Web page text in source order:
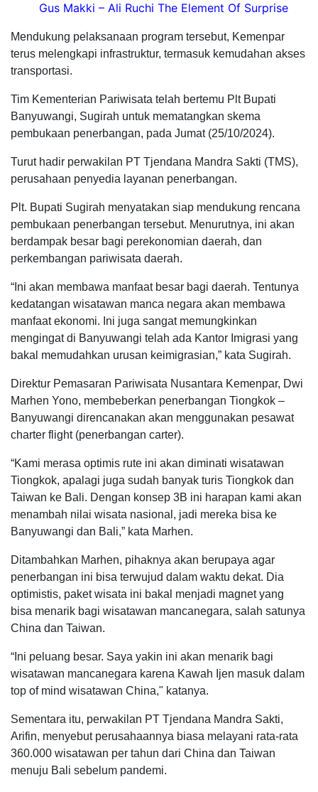
Gus Makki – Ali Ruchi The Element Of Surprise
Mendukung pelaksanaan program tersebut, Kemenpar
terus melengkapi infrastruktur, termasuk kemudahan akses
transportasi.
Tim Kementerian Pariwisata telah bertemu Plt Bupati
Banyuwangi, Sugirah untuk mematangkan skema
pembukaan penerbangan, pada Jumat (25/10/2024).
Turut hadir perwakilan PT Tjendana Mandra Sakti (TMS),
perusahaan penyedia layanan penerbangan.
Plt. Bupati Sugirah menyatakan siap mendukung rencana
pembukaan penerbangan tersebut. Menurutnya, ini akan
berdampak besar bagi perekonomian daerah, dan
perkembangan pariwisata daerah.
“Ini akan membawa manfaat besar bagi daerah. Tentunya
kedatangan wisatawan manca negara akan membawa
manfaat ekonomi. Ini juga sangat memungkinkan
mengingat di Banyuwangi telah ada Kantor Imigrasi yang
bakal memudahkan urusan keimigrasian,” kata Sugirah.
Direktur Pemasaran Pariwisata Nusantara Kemenpar, Dwi
Marhen Yono, membeberkan penerbangan Tiongkok –
Banyuwangi direncanakan akan menggunakan pesawat
charter flight (penerbangan carter).
“Kami merasa optimis rute ini akan diminati wisatawan
Tiongkok, apalagi juga sudah banyak turis Tiongkok dan
Taiwan ke Bali. Dengan konsep 3B ini harapan kami akan
menambah nilai wisata nasional, jadi mereka bisa ke
Banyuwangi dan Bali,” kata Marhen.
Ditambahkan Marhen, pihaknya akan berupaya agar
penerbangan ini bisa terwujud dalam waktu dekat. Dia
optimistis, paket wisata ini bakal menjadi magnet yang
bisa menarik bagi wisatawan mancanegara, salah satunya
China dan Taiwan.
“Ini peluang besar. Saya yakin ini akan menarik bagi
wisatawan mancanegara karena Kawah Ijen masuk dalam
top of mind wisatawan China," katanya.
Sementara itu, perwakilan PT Tjendana Mandra Sakti,
Arifin, menyebut perusahaannya biasa melayani rata-rata
360.000 wisatawan per tahun dari China dan Taiwan
menuju Bali sebelum pandemi.